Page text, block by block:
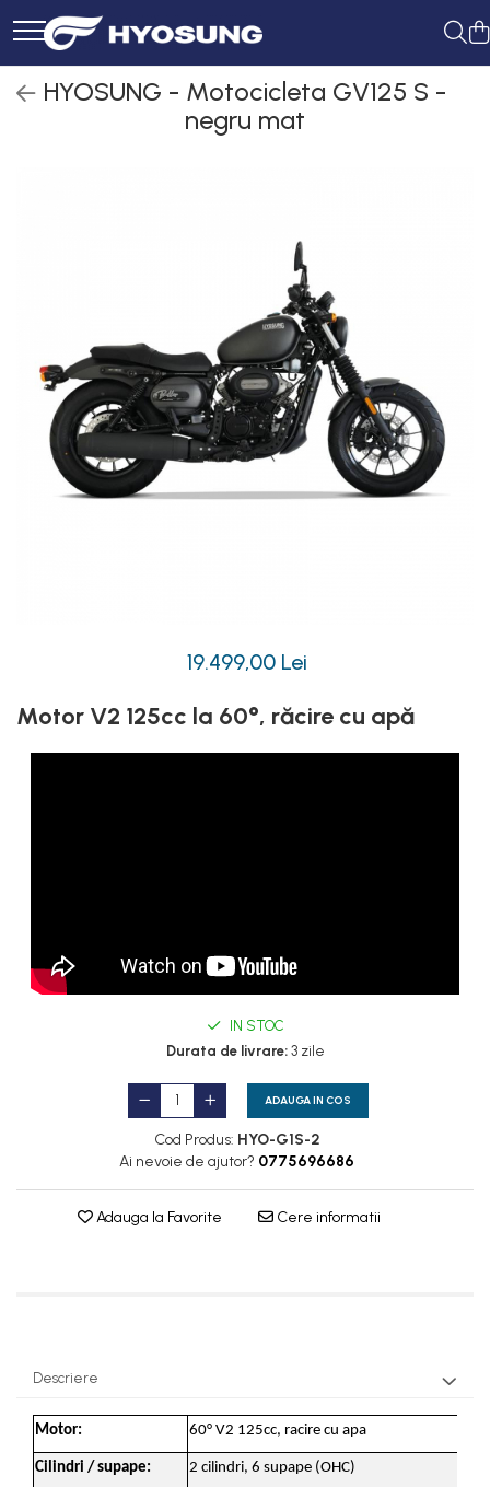
HYOSUNG - Motocicleta GV125 S -
negru mat
19.499,00 Lei
Motor V2 125cc la 60°, răcire cu apă
IN STOC
Durata de livrare:3 zile
ADAUGA IN COS
Cod Produs: HYO-G1S-2
Ai nevoie de ajutor? 0775696686
Adauga la Favorite Cere informatii
Descriere
Motor: 60° V2 125cc, racire cu apa
Cilindri / supape: 2 cilindri, 6 supape (OHC)